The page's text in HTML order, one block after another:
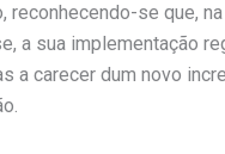
reconhecendo-se que,
a sua implementação
a carecer dum novo